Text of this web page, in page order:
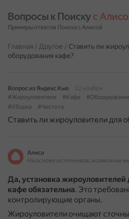
Вопросы к Поиску с
Примеры ответов Поиска с Алисой
Главная / Другое / Ставить ли
оборудования кафе?
Вопрос из Яндекс Кью
22 ноября
#Жироуловители
#Кафе
#Уборка
#Чистота
Ставить ли жироуловители для
Алиса
Да, установка жироуловителей
кафе обязательна. Это
контролирующие органы.
Жироуловители очищают